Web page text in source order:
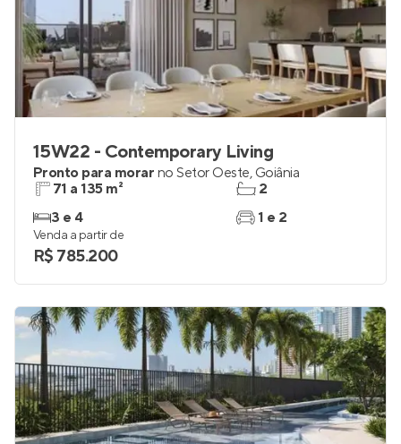
15W22 - Contemporary Living
Pronto para morar no Setor Oeste, Goiânia
71 a 135 m²
3 e 4
2
1 e 2
Venda a partir de
R$ 785.200